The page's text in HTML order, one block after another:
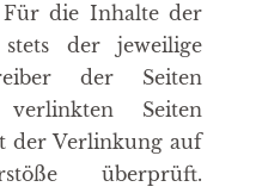
Für die Inhalte der
der jeweilige
der Seiten
Seiten
der Verlinkung auf
überprüft.